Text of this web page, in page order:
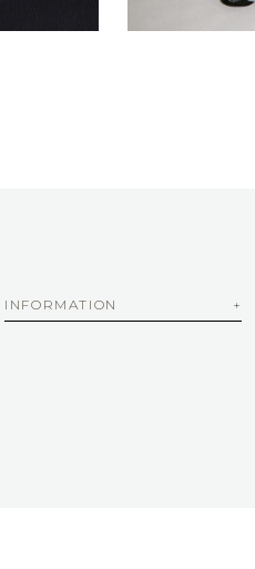
INFORMATION